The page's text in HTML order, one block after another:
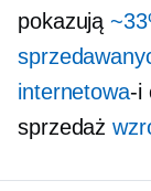
pokazują
internetowa-i
sprzedaż